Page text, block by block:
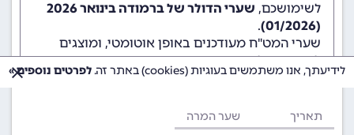
לשימושכם,
שערי הדולר של ברמודה בינואר 2026
(01/2026)
.
שערי המט"ח מעודכנים באופן אוטומטי, ומוצגים
לשימוש גולשי ומשתמשי האתר.
תאריך שער המרה
לידיעתך, אנו משתמשים בעוגיות (cookies) באתר זה. לפרטים נוספים »